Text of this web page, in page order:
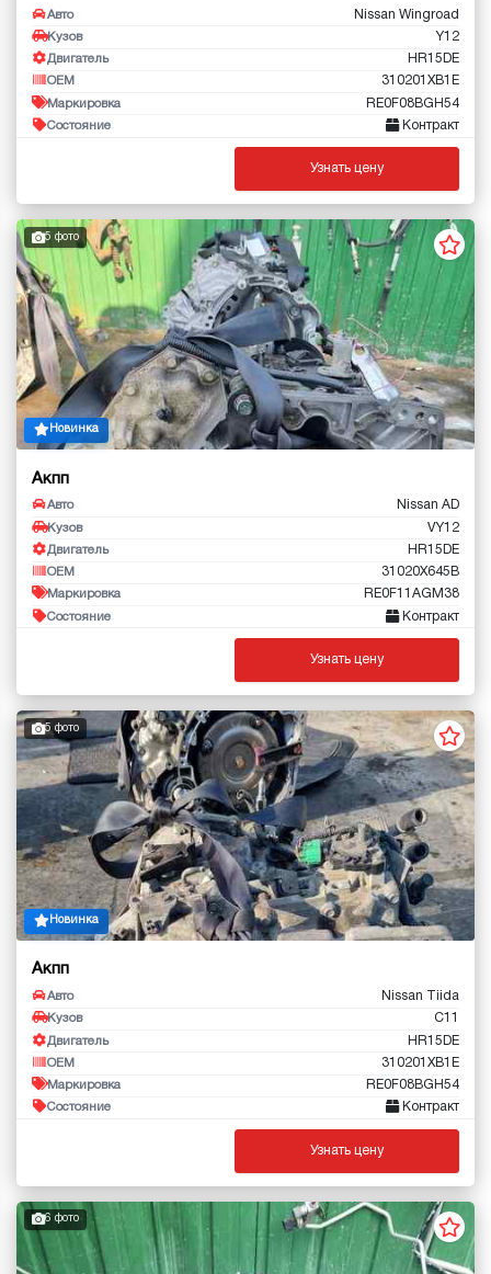
Авто Nissan Wingroad
Кузов Y12
Двигатель HR15DE
OEM 310201XB1E
Маркировка RE0F08BGH54
Состояние Контракт
Узнать цену
5 фото
Новинка
Акпп
Авто Nissan AD
Кузов VY12
Двигатель HR15DE
OEM 31020X645B
Маркировка RE0F11AGM38
Состояние Контракт
Узнать цену
5 фото
Новинка
Акпп
Авто Nissan Tiida
Кузов C11
Двигатель HR15DE
OEM 310201XB1E
Маркировка RE0F08BGH54
Состояние Контракт
Узнать цену
6 фото